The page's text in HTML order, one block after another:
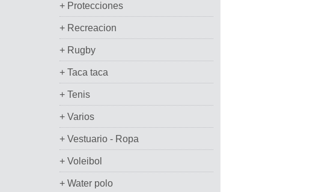
+ Protecciones
+ Recreacion
+ Rugby
+ Taca taca
+ Tenis
+ Varios
+ Vestuario - Ropa
+ Voleibol
+ Water polo